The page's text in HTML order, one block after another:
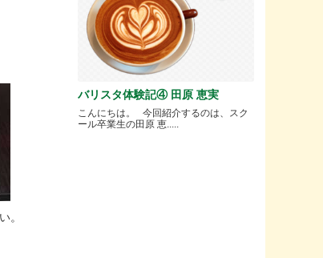
。
バリスタ体験記④ 田原 恵実
こんにちは。 今回紹介するのは、スク
ール卒業生の田原 恵.....